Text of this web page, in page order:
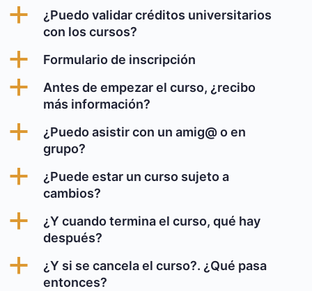
a
¿Puedo validar créditos universitarios
con los cursos?
a Formulario de inscripción
a
Antes de empezar el curso, ¿recibo
más información?
a
¿Puedo asistir con un amig@ o en
grupo?
a
¿Puede estar un curso sujeto a
cambios?
a
¿Y cuando termina el curso, qué hay
después?
a
¿Y si se cancela el curso?. ¿Qué pasa
entonces?